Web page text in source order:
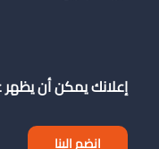
إعلانك يمكن أن يظهر
انضم الينا